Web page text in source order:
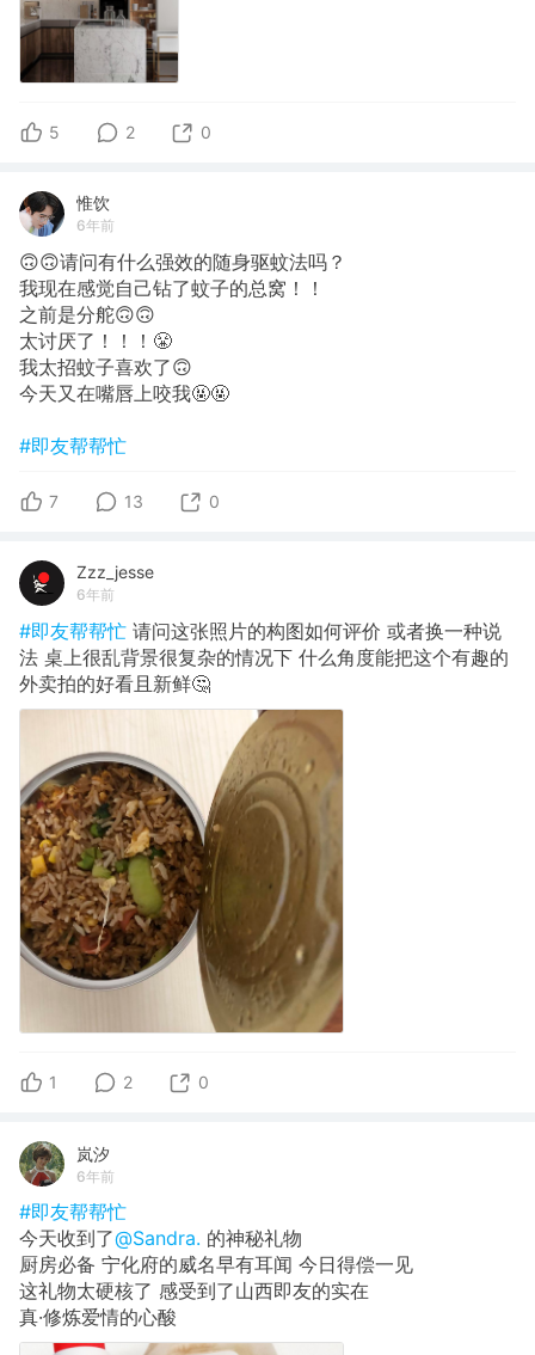
5 2 0
惟饮
6年前
🙃🙃请问有什么强效的随身驱蚊法吗？
我现在感觉自己钻了蚊子的总窝！！
之前是分舵🙃🙃
太讨厌了！！！😤
我太招蚊子喜欢了🙃
今天又在嘴唇上咬我🤬🤬
#即友帮帮忙
7 13 0
Zzz_jesse
6年前
#即友帮帮忙 请问这张照片的构图如何评价 或者换一种说
法 桌上很乱背景很复杂的情况下 什么角度能把这个有趣的
外卖拍的好看且新鲜🤔
1 2 0
岚汐
6年前
#即友帮帮忙
今天收到了@Sandra. 的神秘礼物
厨房必备 宁化府的威名早有耳闻 今日得偿一见
这礼物太硬核了 感受到了山西即友的实在
真·修炼爱情的心酸